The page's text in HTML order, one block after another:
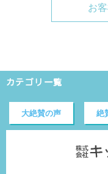
お
カテゴリ一覧
大絶賛の声 絶